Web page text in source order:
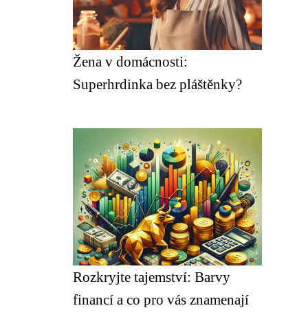
Žena v domácnosti:
Superhrdinka bez pláštěnky?
Rozkryjte tajemství: Barvy
financí a co pro vás znamenají